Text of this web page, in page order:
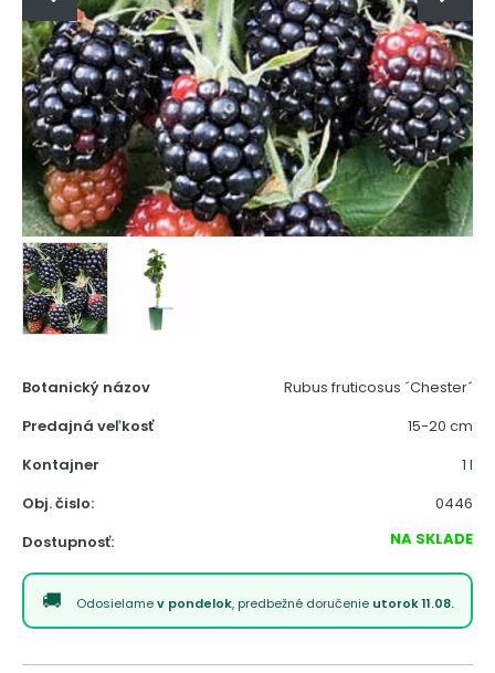
Botanický názov
Rubus fruticosus ´Chester´
Predajná veľkosť
15-20 cm
Kontajner
1 l
Obj. čislo:
0446
Dostupnosť:
NA SKLADE
Odosielamev pondelok, predbežné doručenie utorok 11.08.